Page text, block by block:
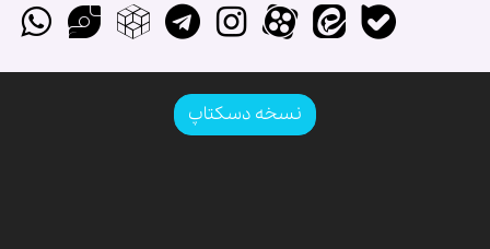
نسخه دسکتاپ